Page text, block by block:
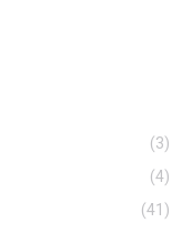
(3)
(4)
(41)